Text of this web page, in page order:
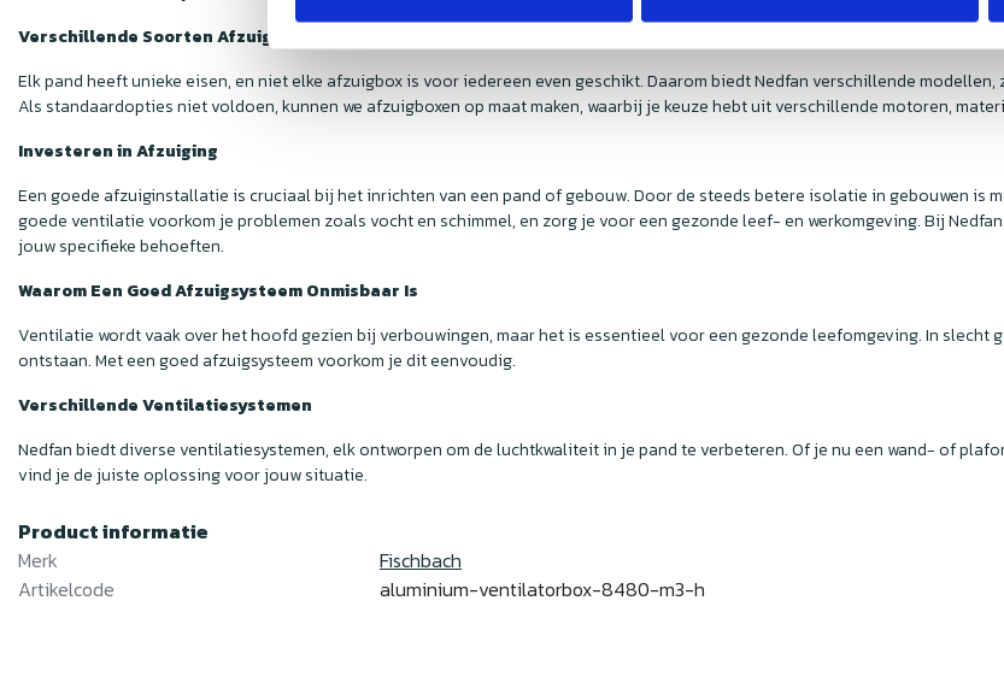
Verschillende Soorten Afzuigboxen
Elk pand heeft unieke eisen, en niet elke afzuigbox is voor iedereen even geschikt. Daarom biedt Nedfan verschillende
Als standaardopties niet voldoen, kunnen we afzuigboxen op maat maken, waarbij je keuze hebt uit verschillende motoren,
Investeren in Afzuiging
Een goede afzuiginstallatie is cruciaal bij het inrichten van een pand of gebouw. Door de steeds betere isolatie in gebouwen is
goede ventilatie voorkom je problemen zoals vocht en schimmel, en zorg je voor een gezonde leef- en werkomgeving. Bij
jouw specifieke behoeften.
Waarom Een Goed Afzuigsysteem Onmisbaar Is
Ventilatie wordt vaak over het hoofd gezien bij verbouwingen, maar het is essentieel voor een gezonde leefomgeving. In slecht
ontstaan. Met een goed afzuigsysteem voorkom je dit eenvoudig.
Verschillende Ventilatiesystemen
Nedfan biedt diverse ventilatiesystemen, elk ontworpen om de luchtkwaliteit in je pand te verbeteren. Of je nu een wand- of
vind je de juiste oplossing voor jouw situatie.
Product informatie
Merk
Fischbach
Artikelcode
aluminium-ventilatorbox-8480-m3-h